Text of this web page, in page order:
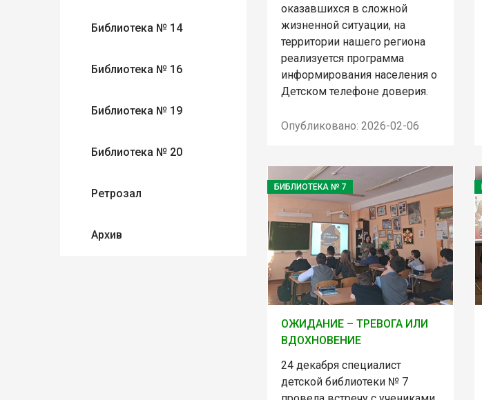
Библиотека № 14
Библиотека № 16
Библиотека № 19
Библиотека № 20
Ретрозал
Архив
оказавшихся в сложной
жизненной ситуации, на
территории нашего региона
реализуется программа
информирования населения о
Детском телефоне доверия.
Опубликовано: 2026-02-06
БИБЛИОТЕКА № 7
ОЖИДАНИЕ – ТРЕВОГА ИЛИ
ВДОХНОВЕНИЕ
24 декабря специалист
детской библиотеки № 7